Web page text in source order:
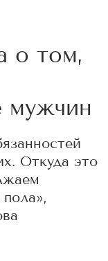
о том,
мужчин
Откуда это